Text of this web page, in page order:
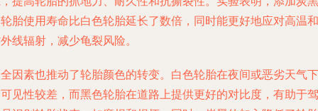
胎使用寿命比白色轮胎延长了数倍，同时能更好地应对高温和
线辐射，减少龟裂风险。
因素也推动了轮胎颜色的转变。白色轮胎在夜间或恶劣天气下
见性较差，而黑色轮胎在道路上提供更好的对比度，有助于驾